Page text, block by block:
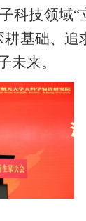
科技领域“
基础、
未来。